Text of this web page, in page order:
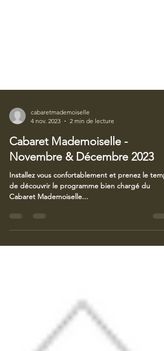
4 nov. 2023
2 min de lecture
Cabaret Mademoiselle -
Novembre & Décembre 2023
Installez vous confortablement et prenez le
de découvrir le programme bien chargé du
Cabaret Mademoiselle...